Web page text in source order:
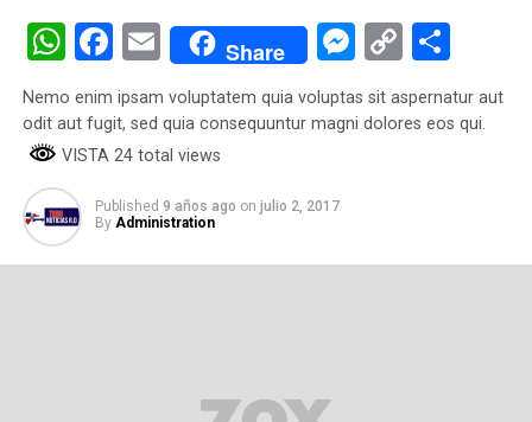
WhatsApp
Facebook
EmailShare
Copy
Link
Nemo enim ipsam voluptatem quia voluptas sit aspernatur aut
odit aut fugit, sed quia consequuntur magni dolores eos qui.
VISTA 24 total views
Published 9 años ago on julio 2, 2017
By Administration